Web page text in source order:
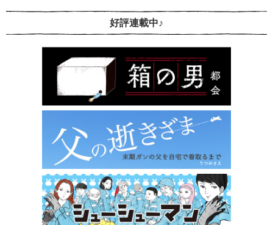
好評連載中♪